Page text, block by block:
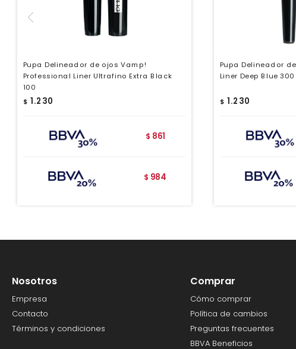
Pupa Delineador de ojos Vamp!
Professional Liner Ultrafino Extra Black
100
$ 1.230
$ 861
$ 984
Pupa Delineador
Liner Deep Blue 300
$ 1.230
Nosotros
Empresa
Contacto
Términos y condiciones
Comprar
Cómo comprar
Política de cambios
Preguntas frecuentes
BBVA Beneficios